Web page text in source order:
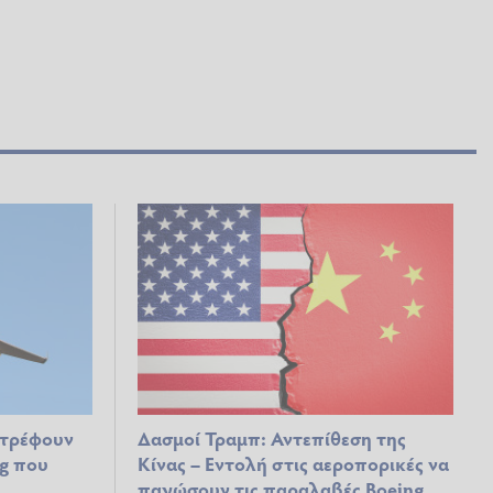
που
Δασμοί Τραμπ: Αντεπίθεση της
Κίνας – Εντολή στις αεροπορικές να